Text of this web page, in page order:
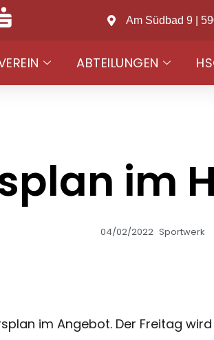
Am Südbad 9 |
ABTEILUNGEN
im
04/02/2022 Sportwerk
im Angebot. Der Freitag